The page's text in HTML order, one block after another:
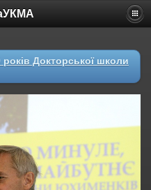
років Докторської школи